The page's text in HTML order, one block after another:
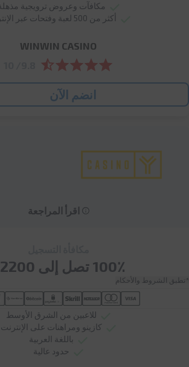
مكافآت وعروض ترويجية
أكثر من 500 لعبة وفتحات عبر الإنترنت
WINWIN CASINO
انضم الآن
اقرأ المراجعة
100٪ تصل إلى 2200$
*تطبق الشروط والأحكام
للاعبين من الشرق الأوسط
كازينو ومراهنات على الإنترنت
باللغة العربية
حدود عالية